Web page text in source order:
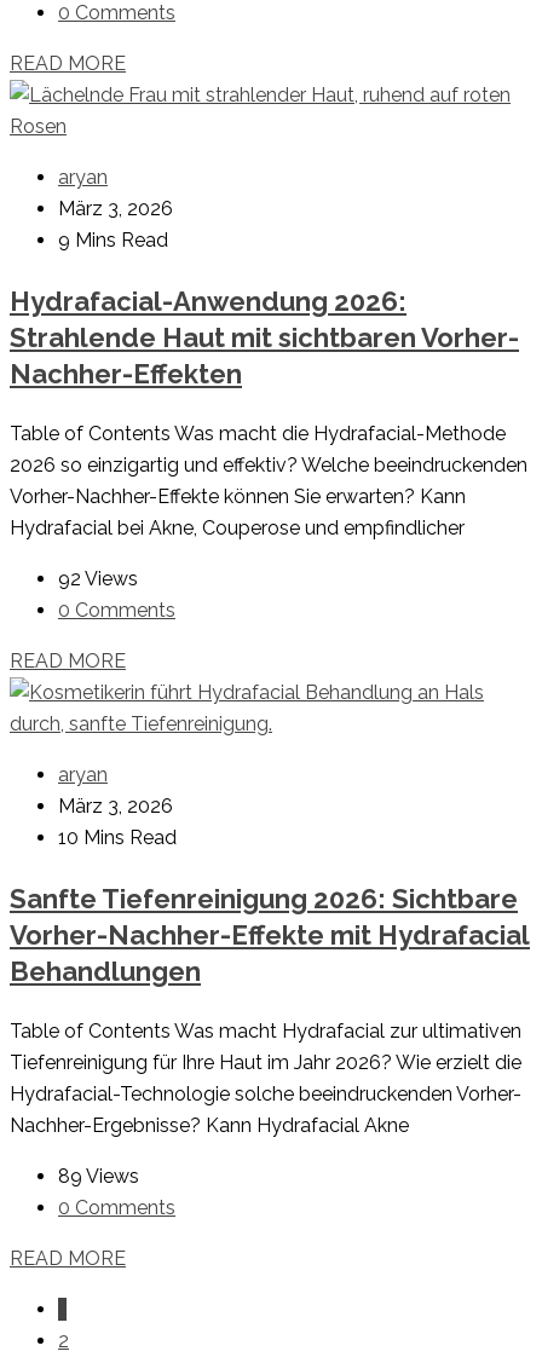
0 Comments
READ MORE
aryan
März 3, 2026
9 Mins Read
Hydrafacial-Anwendung 2026:
Strahlende Haut mit sichtbaren Vorher-
Nachher-Effekten
Table of Contents Was macht die Hydrafacial-Methode
2026 so einzigartig und effektiv? Welche beeindruckenden
Vorher-Nachher-Effekte können Sie erwarten? Kann
Hydrafacial bei Akne, Couperose und empfindlicher
92 Views
0 Comments
READ MORE
aryan
März 3, 2026
10 Mins Read
Sanfte Tiefenreinigung 2026: Sichtbare
Vorher-Nachher-Effekte mit Hydrafacial
Behandlungen
Table of Contents Was macht Hydrafacial zur ultimativen
Tiefenreinigung für Ihre Haut im Jahr 2026? Wie erzielt die
Hydrafacial-Technologie solche beeindruckenden Vorher-
Nachher-Ergebnisse? Kann Hydrafacial Akne
89 Views
0 Comments
READ MORE
2